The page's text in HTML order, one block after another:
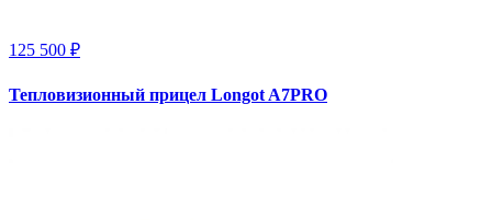
125 500 ₽
Тепловизионный прицел Longot A7PRO